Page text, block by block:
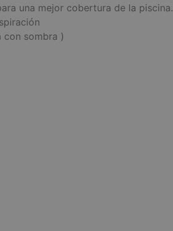
una mejor cobertura de la piscina.
con sombra )